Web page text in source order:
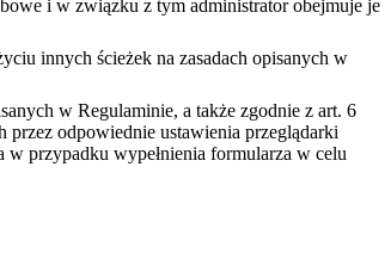
i w związku z tym administrator obejmuje je
innych ścieżek na zasadach opisanych w
w Regulaminie, a także zgodnie z art. 6
odpowiednie ustawienia przeglądarki
w przypadku wypełnienia formularza w celu